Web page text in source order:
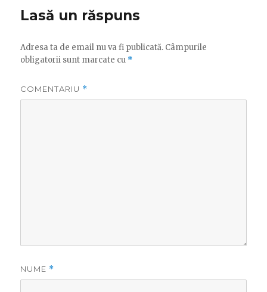
Lasă un răspuns
Adresa ta de email nu va fi publicată. Câmpurile
obligatorii sunt marcate cu *
COMENTARIU *
NUME *